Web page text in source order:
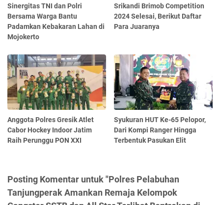
Sinergitas TNI dan Polri
Bersama Warga Bantu
Padamkan Kebakaran Lahan di
Mojokerto
Srikandi Brimob Competition
2024 Selesai, Berikut Daftar
Para Juaranya
Anggota Polres Gresik Atlet
Cabor Hockey Indoor Jatim
Raih Perunggu PON XXI
Syukuran HUT Ke-65 Pelopor,
Dari Kompi Ranger Hingga
Terbentuk Pasukan Elit
Posting Komentar untuk "Polres Pelabuhan
Tanjungperak Amankan Remaja Kelompok